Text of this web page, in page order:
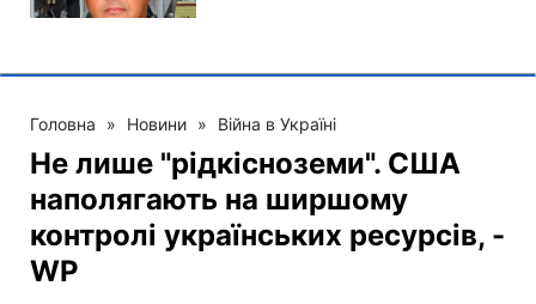
Головна » Новини » Війна в Україні
Не лише "рідкісноземи". США
наполягають на ширшому
контролі українських ресурсів, -
WP